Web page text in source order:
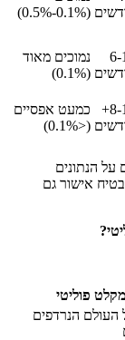
(0.1%-0.5%)
6-
נמוכים מאוד
(0.1%)
8-12+
כמעט אפסיים
(<0.1%)
על הנתונים
אין להבטיח אישור גם
מקלט פוליטי
העולם הנרדפים